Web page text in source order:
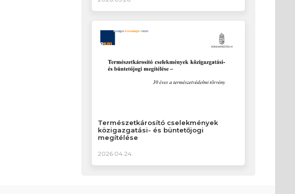
Természetkárosító cselekmények
közigazgatási- és büntetőjogi
megítélése
2026.04.24.